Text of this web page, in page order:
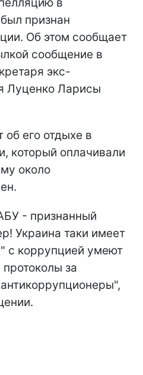
признан
Об этом сообщает
сообщение в
экс-
Луценко Ларисы
его отдыхе в
который оплачивали
около
- признанный
Украина таки имеет
с коррупцией умеют
за